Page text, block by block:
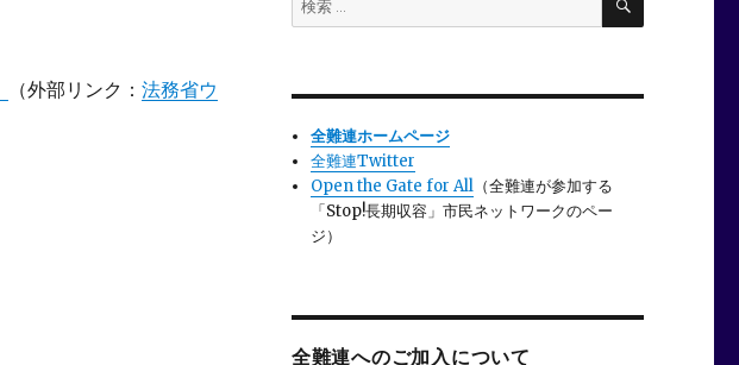
（外部リンク： 法務省ウ
索:
全難連ホームページ
全難連Twitter
Open the Gate for All （全難連が参加する
「Stop!長期収容」市民ネットワークのペー
ジ）
全難連へのご加入について